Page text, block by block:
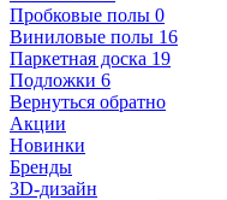
Пробковые полы 0
Виниловые полы 16
Паркетная доска 19
Подложки 6
Вернуться обратно
Акции
Новинки
Бренды
3D-дизайн